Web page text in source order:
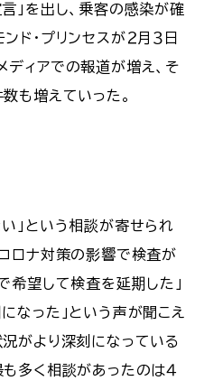
」を出し、乗客の感染が確
ド・プリンセスが２月３日
ィアでの報道が増え、そ
も増えていった。
」という相談が寄せられ
ロナ対策の影響で検査が
希望して検査を延期した」
なった」という声が聞こえ
がより深刻になっている
多く相談があったのは４